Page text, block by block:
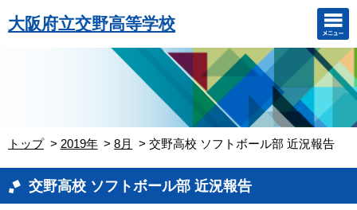
大阪府立交野高等学校
トップ 2019年 8月 交野高校 ソフトボール部 近況報告
交野高校 ソフトボール部 近況報告